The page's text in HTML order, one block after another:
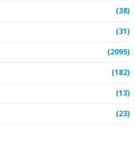
(38)
(31)
(2095)
(182)
(13)
(23)